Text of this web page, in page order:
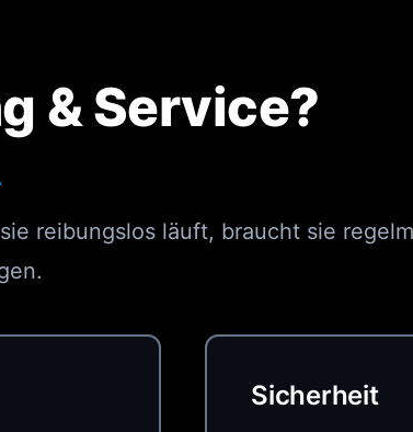
& Service?
reibungslos läuft, braucht sie
Sicherheit